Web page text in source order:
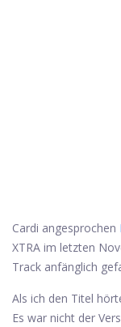
Cardi angesprochen
XTRA im letzten
Track anfänglich
Als ich den Titel
Es war nicht der